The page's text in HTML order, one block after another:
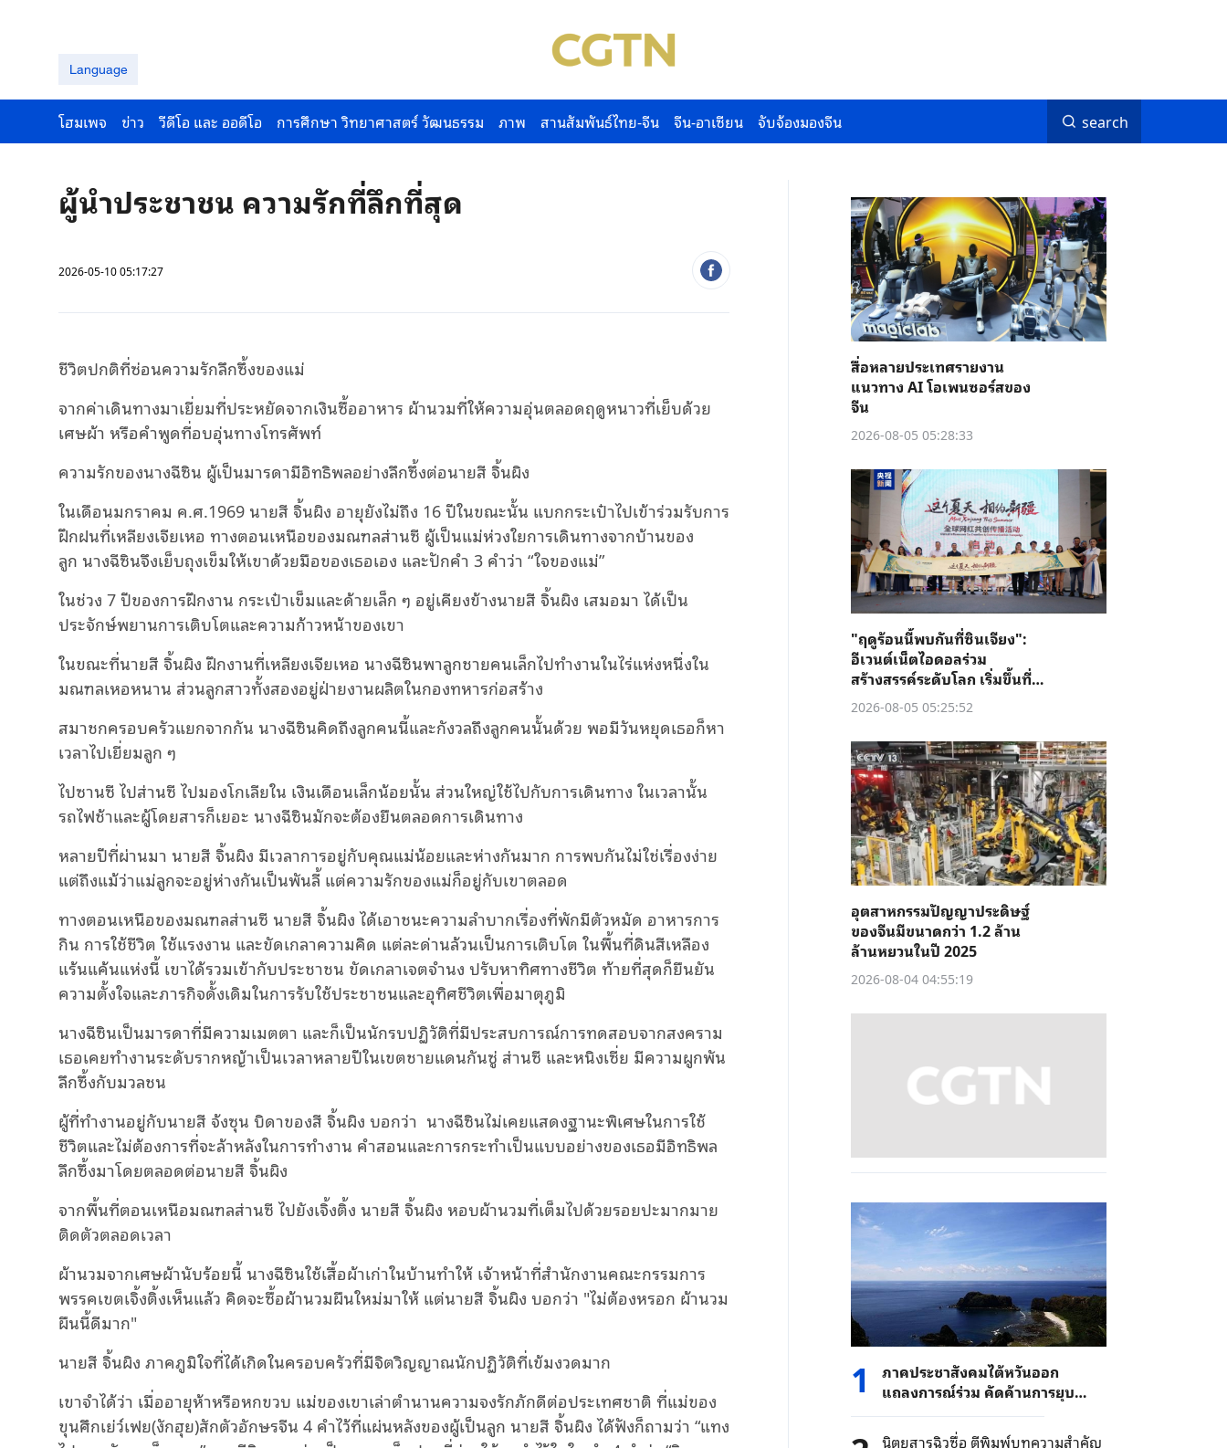
Language
โฮมเพจ ข่าว วีดีโอ และ ออดีโอ การศึกษา วิทยาศาสตร์ วัฒนธรรม ภาพ สานสัมพันธ์ไทย-จีน จีน-อาเซียน จับจ้องมองจีน search
ผู้นำประชาชน ความรักที่ลึกที่สุด
2026-05-10 05:17:27
ชีวิตปกติที่ซ่อนความรักลึกซึ้งของแม่
จากค่าเดินทางมาเยี่ยมที่ประหยัดจากเงินซื้ออาหาร ผ้านวมที่ให้ความอุ่นตลอดฤดูหนาวที่เย็บด้วย
เศษผ้า หรือคําพูดที่อบอุ่นทางโทรศัพท์
ความรักของนางฉีซิน ผู้เป็นมารดามีอิทธิพลอย่างลึกซึ้งต่อนายสี จิ้นผิง
ในเดือนมกราคม ค.ศ.1969 นายสี จิ้นผิง อายุยังไม่ถึง 16 ปีในขณะนั้น แบกกระเป๋าไปเข้าร่วมรับการ
ฝึกฝนที่เหลียงเจียเหอ ทางตอนเหนือของมณฑลส่านซี ผู้เป็นแม่ห่วงใยการเดินทางจากบ้านของ
ลูก นางฉีซินจึงเย็บถุงเข็มให้เขาด้วยมือของเธอเอง และปักคํา 3 คําว่า “ใจของแม่”
ในช่วง 7 ปีของการฝึกงาน กระเป๋าเข็มและด้ายเล็ก ๆ อยู่เคียงข้างนายสี จิ้นผิง เสมอมา ได้เป็น
ประจักษ์พยานการเติบโตและความก้าวหน้าของเขา
ในขณะที่นายสี จิ้นผิง ฝึกงานที่เหลียงเจียเหอ นางฉีซินพาลูกชายคนเล็กไปทํางานในไร่แห่งหนึ่งใน
มณฑลเหอหนาน ส่วนลูกสาวทั้งสองอยู่ฝ่ายงานผลิตในกองทหารก่อสร้าง
สมาชกครอบครัวแยกจากกัน นางฉีซินคิดถึงลูกคนนี้และกังวลถึงลูกคนนั้นด้วย พอมีวันหยุดเธอก็หา
เวลาไปเยี่ยมลูก ๆ
ไปซานซี ไปส่านซี ไปมองโกเลียใน เงินเดือนเล็กน้อยนั้น ส่วนใหญ่ใช้ไปกับการเดินทาง ในเวลานั้น
รถไฟช้าและผู้โดยสารก็เยอะ นางฉีซินมักจะต้องยืนตลอดการเดินทาง
หลายปีที่ผ่านมา นายสี จิ้นผิง มีเวลาการอยู่กับคุณแม่น้อยและห่างกันมาก การพบกันไม่ใช่เรื่องง่าย
แต่ถึงแม้ว่าแม่ลูกจะอยู่ห่างกันเป็นพันลี้ แต่ความรักของแม่ก็อยู่กับเขาตลอด
ทางตอนเหนือของมณฑลส่านซี นายสี จิ้นผิง ได้เอาชนะความลำบากเรื่องที่พักมีตัวหมัด อาหารการ
กิน การใช้ชีวิต ใช้แรงงาน และขัดเกลาความคิด แต่ละด่านล้วนเป็นการเติบโต ในพื้นที่ดินสีเหลือง
แร้นแค้นแห่งนี้ เขาได้รวมเข้ากับประชาชน ขัดเกลาเจตจํานง ปรับหาทิศทางชีวิต ท้ายที่สุดก็ยืนยัน
ความตั้งใจและภารกิจดั้งเดิมในการรับใช้ประชาชนและอุทิศชีวิตเพื่อมาตุภูมิ
นางฉีซินเป็นมารดาที่มีความเมตตา และก็เป็นนักรบปฏิวัติที่มีประสบการณ์การทดสอบจากสงคราม
เธอเคยทํางานระดับรากหญ้าเป็นเวลาหลายปีในเขตชายแดนกันซู่ ส่านซี และหนิงเซี่ย มีความผูกพัน
ลึกซึ้งกับมวลชน
ผู้ที่ทำงานอยู่กับนายสี จ้งซุน บิดาของสี จิ้นผิง บอกว่า นางฉีซินไม่เคยแสดงฐานะพิเศษในการใช้
ชีวิตและไม่ต้องการที่จะล้าหลังในการทํางาน คำสอนและการกระทำเป็นแบบอย่างของเธอมีอิทธิพล
ลึกซึ้งมาโดยตลอดต่อนายสี จิ้นผิง
จากพื้นที่ตอนเหนือมณฑลส่านซี ไปยังเจิ้งติ้ง นายสี จิ้นผิง หอบผ้านวมที่เต็มไปด้วยรอยปะมากมาย
ติดตัวตลอดเวลา
ผ้านวมจากเศษผ้านับร้อยนี้ นางฉีซินใช้เสื้อผ้าเก่าในบ้านทำให้ เจ้าหน้าที่สํานักงานคณะกรรมการ
พรรคเขตเจิ้งติ้งเห็นแล้ว คิดจะซื้อผ้านวมผืนใหม่มาให้ แต่นายสี จิ้นผิง บอกว่า "ไม่ต้องหรอก ผ้านวม
ผืนนี้ดีมาก"
นายสี จิ้นผิง ภาคภูมิใจที่ได้เกิดในครอบครัวที่มีจิตวิญญาณนักปฏิวัติที่เข้มงวดมาก
เขาจําได้ว่า เมื่ออายุห้าหรือหกขวบ แม่ของเขาเล่าตำนานความจงรักภักดีต่อประเทศชาติ ที่แม่ของ
ขุนศึกเย่ว์เฟย(งักฮุย)สักตัวอักษรจีน 4 คำไว้ที่แผ่นหลังของผู้เป็นลูก นายสี จิ้นผิง ได้ฟังก็ถามว่า “แทง
สื่อหลายประเทศรายงาน
แนวทาง AI โอเพนซอร์สของ
จีน
2026-08-05 05:28:33
"ฤดูร้อนนี้พบกันที่ซินเจียง":
อีเวนต์เน็ตไอดอลร่วม
สร้างสรรค์ระดับโลก เริ่มขึ้นที่คู่
เชอ
2026-08-05 05:25:52
อุตสาหกรรมปัญญาประดิษฐ์
ของจีนมีขนาดกว่า 1.2 ล้าน
ล้านหยวนในปี 2025
2026-08-04 04:55:19
1
ภาคประชาสังคมไต้หวันออก
แถลงการณ์ร่วม คัดค้านการยุบ
พรรคฯ ที่สนับสนุนการรวมชาติ
นิตยสารฉิวซื่อ ตีพิมพ์บทความสำคัญ